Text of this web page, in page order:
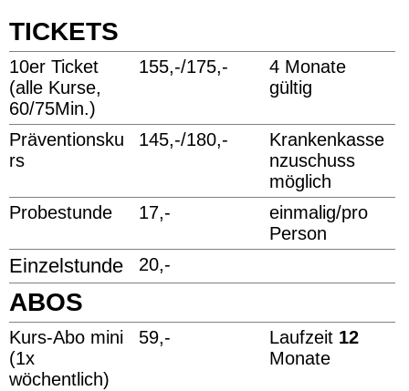
TICKETS
10er Ticket
(alle Kurse,
60/75Min.)
155,-/175,-
4 Monate
gültig
Präventionsku
rs
145,-/180,-
Krankenkasse
nzuschuss
möglich
Probestunde
17,-
einmalig/pro
Person
Einzelstunde 20,-
ABOS
Kurs-Abo mini
(1x
wöchentlich)
59,- Laufzeit 12
Monate